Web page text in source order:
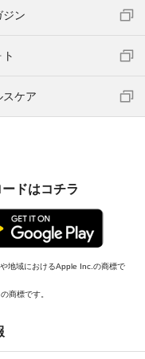
ジン
スケア
ドはコチラ
地域におけるApple Inc.の商標で
商標です。